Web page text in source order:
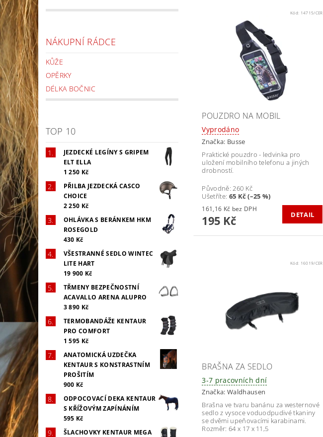
NÁKUPNÍ RÁDCE
KŮŽE
OPĚRKY
DÉLKA BOČNIC
TOP 10
JEZDECKÉ LEGÍNY S GRIPEM
ELT ELLA
1 250 Kč
PŘILBA JEZDECKÁ CASCO
CHOICE
2 250 Kč
OHLÁVKA S BERÁNKEM HKM
ROSEGOLD
430 Kč
VŠESTRANNÉ SEDLO WINTEC
LITE HART
19 900 Kč
TŘMENY BEZPEČNOSTNÍ
ACAVALLO ARENA ALUPRO
3 890 Kč
TERMOBANDÁŽE KENTAUR
PRO COMFORT
1 595 Kč
ANATOMICKÁ UZDEČKA
KENTAUR S KONSTRASTNÍM
PROŠITÍM
900 Kč
ODPOCOVACÍ DEKA KENTAUR
S KŘÍŽOVÝM ZAPÍNÁNÍM
595 Kč
ŠLACHOVKY KENTAUR MEGA
Kód: 14715/CER
POUZDRO NA MOBIL
Vyprodáno
Značka: Busse
Praktické pouzdro - ledvinka pro
uložení mobilního telefonu a jiných
drobností.
Původně:260 Kč
Ušetříte: 65 Kč (–25 %)
161,16 Kč bez DPH
195 Kč DETAIL
Kód: 16019/CER
BRAŠNA ZA SEDLO
3-7 pracovních dní
Značka: Waldhausen
Brašna ve tvaru banánu za westernové
sedlo z vysoce voduodpudivé tkaniny
se dvěmi upeňovacími karabinami.
Rozměr: 64 x 17 x 11,5